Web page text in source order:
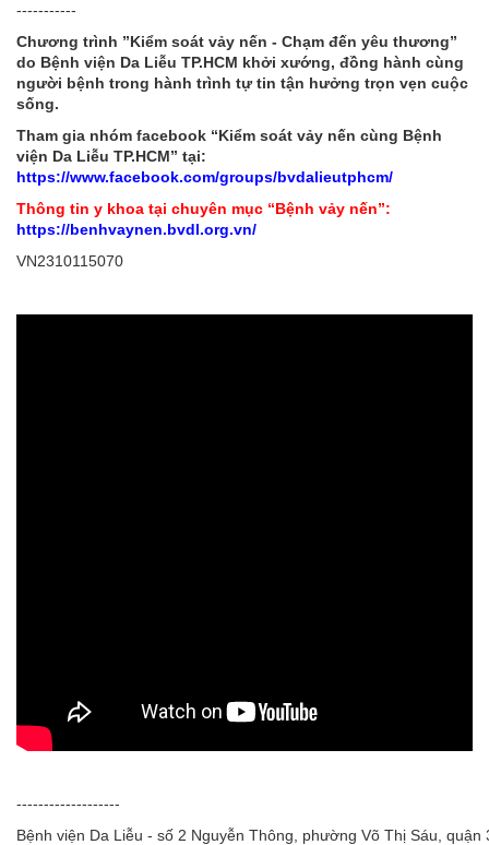
-----------
Chương trình ”Kiểm soát vảy nến - Chạm đến yêu thương”
do Bệnh viện Da Liễu TP.HCM khởi xướng, đồng hành cùng
người bệnh trong hành trình tự tin tận hưởng trọn vẹn cuộc
sống.
Tham gia nhóm facebook “Kiểm soát vảy nến cùng Bệnh
viện Da Liễu TP.HCM” tại:
https://www.facebook.com/groups/bvdalieutphcm/
Thông tin y khoa tại chuyên mục “Bệnh vảy nến”:
https://benhvaynen.bvdl.org.vn/
VN2310115070
-------------------
Bệnh viện Da Liễu - số 2 Nguyễn Thông, phường Võ Thị Sáu, quận